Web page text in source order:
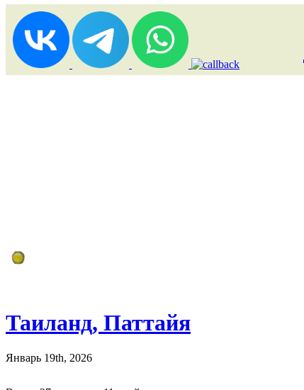
Таиланд, Паттайя
Январь 19th, 2026